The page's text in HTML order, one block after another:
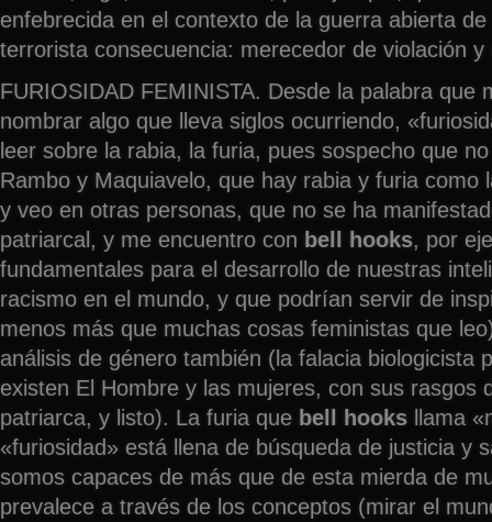
enfebrecida en el contexto de la guerra abierta
terrorista consecuencia: merecedor de violación
FURIOSIDAD FEMINISTA. Desde la palabra que
nombrar algo que lleva siglos ocurriendo,
leer sobre la rabia, la furia, pues sospecho que
Rambo y Maquiavelo, que hay rabia y furia como
y veo en otras personas, que no se ha
patriarcal, y me encuentro con bell hooks, por
fundamentales para el desarrollo de nuestras
racismo en el mundo, y que podrían servir de
menos más que muchas cosas feministas que
análisis de género también (la falacia biologicista
existen El Hombre y las mujeres, con sus rasgos
patriarca, y listo). La furia que bell hooks llama
«furiosidad» está llena de búsqueda de justicia y
somos capaces de más que de esta mierda de
prevalece a través de los conceptos (mirar el